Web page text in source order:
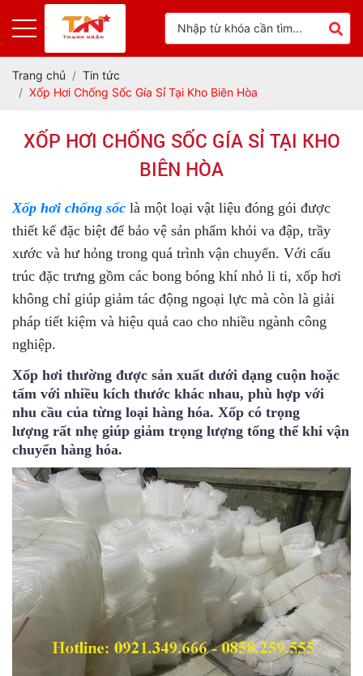
Trang chủ
Tin tức
Xốp Hơi Chống Sốc Gía Sỉ Tại Kho Biên Hòa
XỐP HƠI CHỐNG SỐC GÍA SỈ TẠI KHO
BIÊN HÒA
Xốp hơi chống sốc là một loại vật liệu đóng gói được
thiết kế đặc biệt để bảo vệ sản phẩm khỏi va đập, trầy
xước và hư hỏng trong quá trình vận chuyển. Với cấu
trúc đặc trưng gồm các bong bóng khí nhỏ li ti, xốp hơi
không chỉ giúp giảm tác động ngoại lực mà còn là giải
pháp tiết kiệm và hiệu quả cao cho nhiều ngành công
nghiệp.
Xốp hơi thường được sản xuất dưới dạng cuộn hoặc
tấm với nhiều kích thước khác nhau, phù hợp với
nhu cầu của từng loại hàng hóa. Xốp có trọng
lượng rất nhẹ giúp giảm trọng lượng tổng thể khi vận
chuyển hàng hóa.